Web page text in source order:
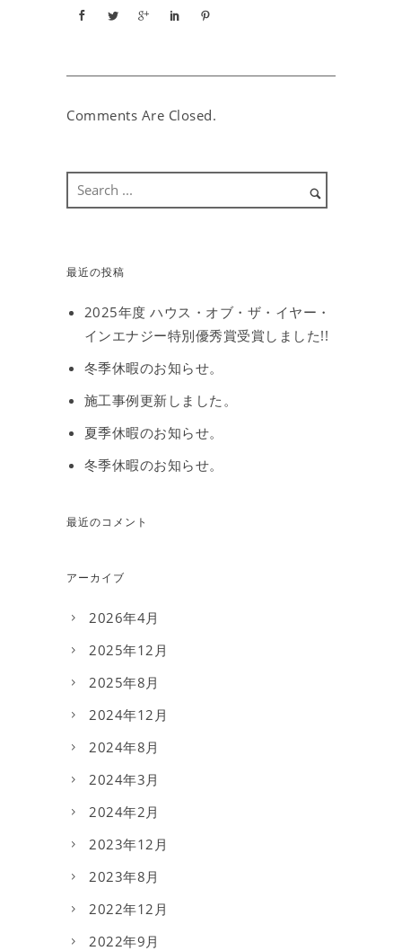
Comments Are Closed.
最近の投稿
2025年度 ハウス・オブ・ザ・イヤー・
インエナジー特別優秀賞受賞しました!!
冬季休暇のお知らせ。
施工事例更新しました。
夏季休暇のお知らせ。
冬季休暇のお知らせ。
最近のコメント
アーカイブ
2026年4月
2025年12月
2025年8月
2024年12月
2024年8月
2024年3月
2024年2月
2023年12月
2023年8月
2022年12月
2022年9月